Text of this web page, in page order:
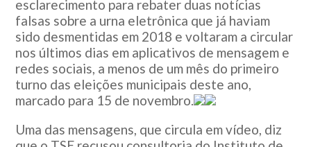
esclarecimento para rebater duas notícias
falsas sobre a urna eletrônica que já haviam
sido desmentidas em 2018 e voltaram a circular
nos últimos dias em aplicativos de mensagem e
redes sociais, a menos de um mês do primeiro
turno das eleições municipais deste ano,
marcado para 15 de novembro.
Uma das mensagens, que circula em vídeo, diz